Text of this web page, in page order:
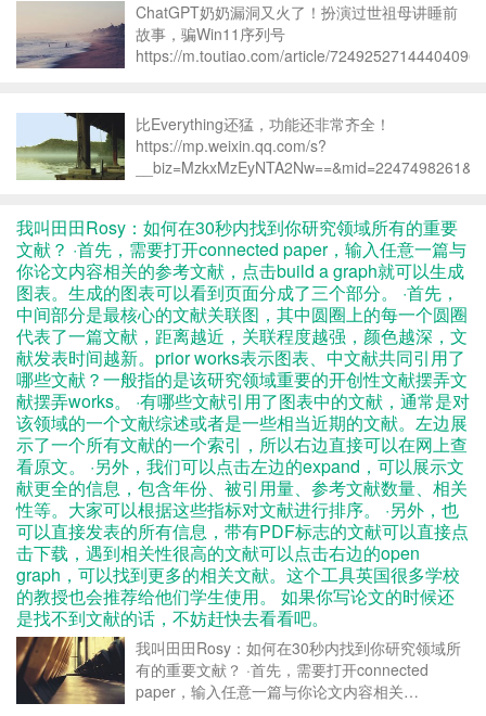
ChatGPT奶奶漏洞又火了！扮演过世祖母讲睡前
故事，骗Win11序列号
https://m.toutiao.com/article/
比Everything还猛，功能还非常齐全！
https://mp.weixin.qq.com/s?
我叫田田Rosy：如何在30秒内找到你研究领域所有的重要
文献？ ·首先，需要打开connected paper，输入任意一篇与
你论文内容相关的参考文献，点击build a graph就可以生成
图表。生成的图表可以看到页面分成了三个部分。 ·首先，
中间部分是最核心的文献关联图，其中圆圈上的每一个圆圈
代表了一篇文献，距离越近，关联程度越强，颜色越深，文
献发表时间越新。prior works表示图表、中文献共同引用了
哪些文献？一般指的是该研究领域重要的开创性文献摆弄文
献摆弄works。 ·有哪些文献引用了图表中的文献，通常是对
该领域的一个文献综述或者是一些相当近期的文献。左边展
示了一个所有文献的一个索引，所以右边直接可以在网上查
看原文。 ·另外，我们可以点击左边的expand，可以展示文
献更全的信息，包含年份、被引用量、参考文献数量、相关
性等。大家可以根据这些指标对文献进行排序。 ·另外，也
可以直接发表的所有信息，带有PDF标志的文献可以直接点
击下载，遇到相关性很高的文献可以点击右边的open
graph，可以找到更多的相关文献。这个工具英国很多学校
的教授也会推荐给他们学生使用。 如果你写论文的时候还
是找不到文献的话，不妨赶快去看看吧。
我叫田田Rosy：如何在30秒内找到你研究领域所
有的重要文献？ ·首先，需要打开connected
paper，输入任意一篇与你论文内容相关…